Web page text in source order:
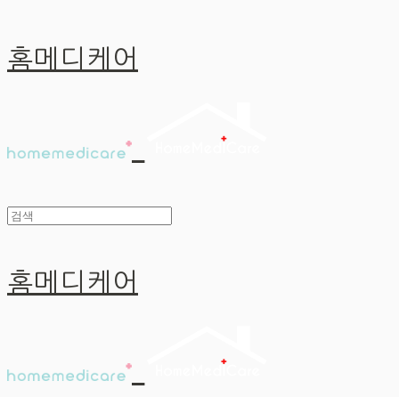
홈메디케어
홈메디케어